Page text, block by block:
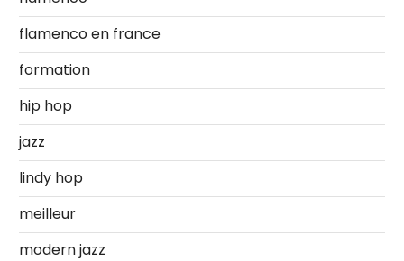
flamenco en france
formation
hip hop
jazz
lindy hop
meilleur
modern jazz